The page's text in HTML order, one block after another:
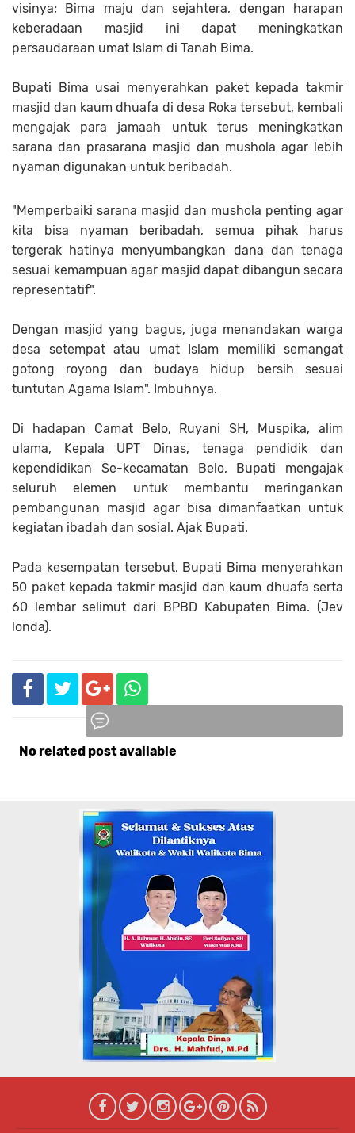
visinya; Bima maju dan sejahtera, dengan harapan
keberadaan masjid ini dapat meningkatkan
persaudaraan umat Islam di Tanah Bima.
Bupati Bima usai menyerahkan paket kepada takmir
masjid dan kaum dhuafa di desa Roka tersebut, kembali
mengajak para jamaah untuk terus meningkatkan
sarana dan prasarana masjid dan mushola agar lebih
nyaman digunakan untuk beribadah.
"Memperbaiki sarana masjid dan mushola penting agar
kita bisa nyaman beribadah, semua pihak harus
tergerak hatinya menyumbangkan dana dan tenaga
sesuai kemampuan agar masjid dapat dibangun secara
representatif".
Dengan masjid yang bagus, juga menandakan warga
desa setempat atau umat Islam memiliki semangat
gotong royong dan budaya hidup bersih sesuai
tuntutan Agama Islam". Imbuhnya.
Di hadapan Camat Belo, Ruyani SH, Muspika, alim
ulama, Kepala UPT Dinas, tenaga pendidik dan
kependidikan Se-kecamatan Belo, Bupati mengajak
seluruh elemen untuk membantu meringankan
pembangunan masjid agar bisa dimanfaatkan untuk
kegiatan ibadah dan sosial. Ajak Bupati.
Pada kesempatan tersebut, Bupati Bima menyerahkan
50 paket kepada takmir masjid dan kaum dhuafa serta
60 lembar selimut dari BPBD Kabupaten Bima. (Jev
londa).
No related post available